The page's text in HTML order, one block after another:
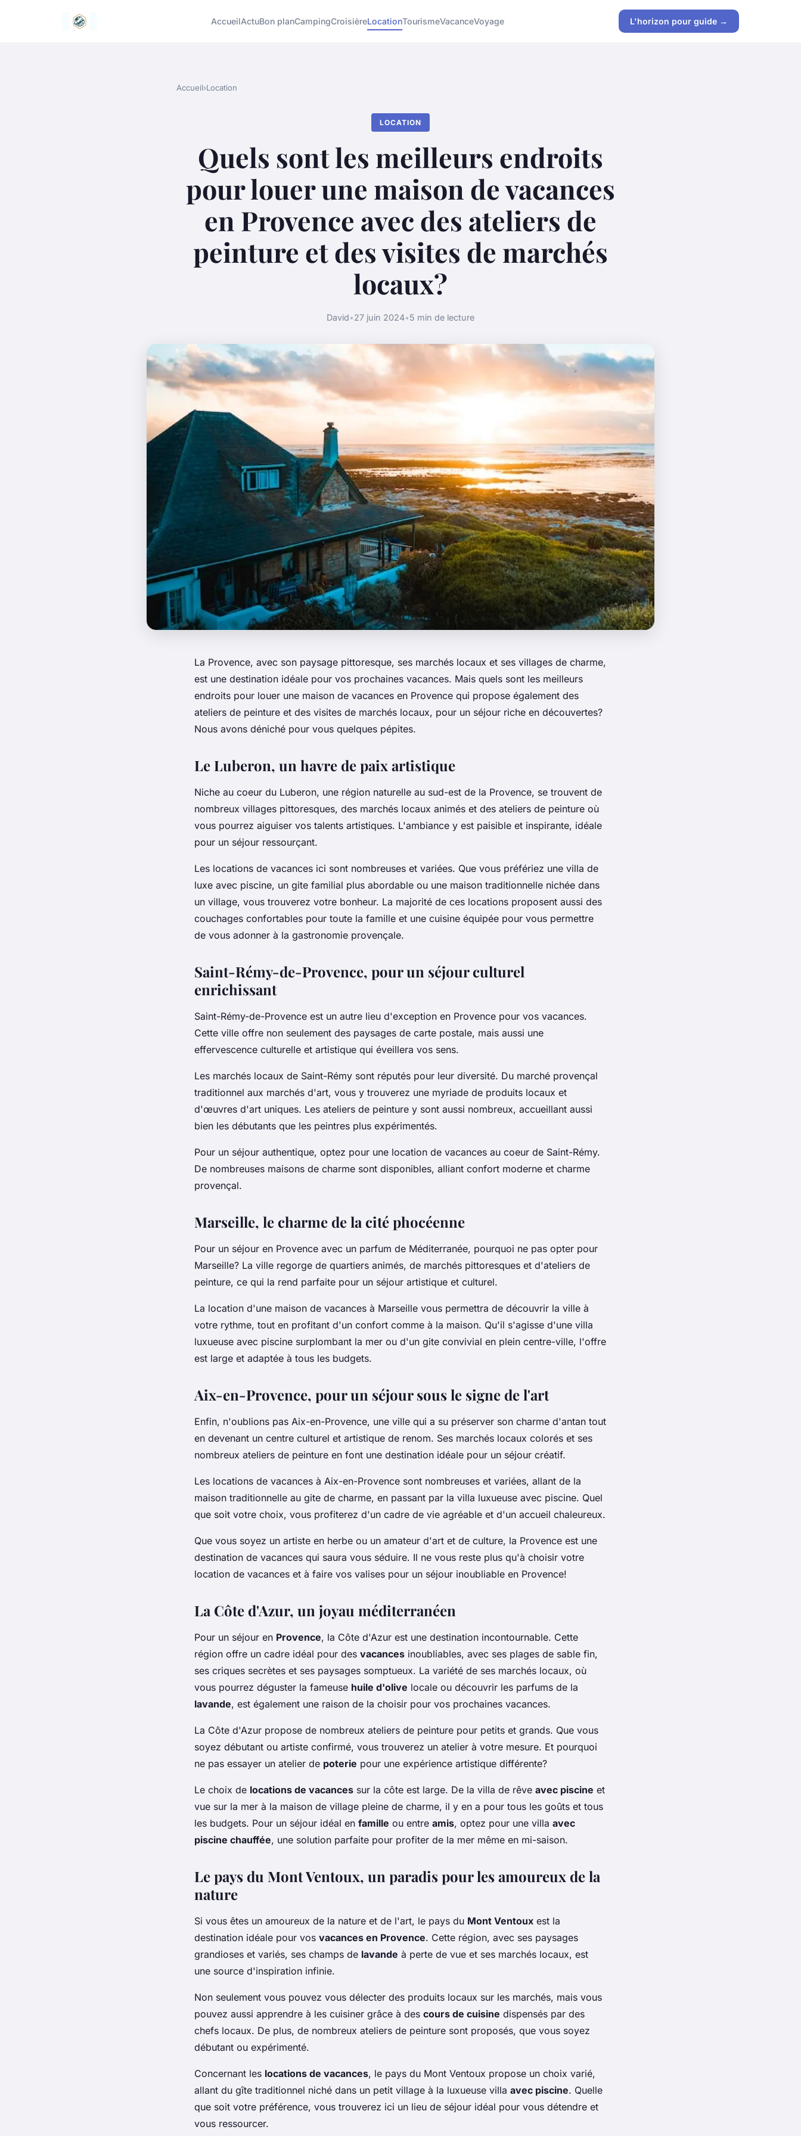
AccueilActuBon planCampingCroisièreLocationTourismeVacanceVoyage L'horizon pour guide →
Accueil›Location
LOCATION
Quels sont les meilleurs endroits
pour louer une maison de vacances
en Provence avec des ateliers de
peinture et des visites de marchés
locaux?
David•27 juin 2024•5 min de lecture
La Provence, avec son paysage pittoresque, ses marchés locaux et ses villages de charme,
est une destination idéale pour vos prochaines vacances. Mais quels sont les meilleurs
endroits pour louer une maison de vacances en Provence qui propose également des
ateliers de peinture et des visites de marchés locaux, pour un séjour riche en découvertes?
Nous avons déniché pour vous quelques pépites.
Le Luberon, un havre de paix artistique
Niche au coeur du Luberon, une région naturelle au sud-est de la Provence, se trouvent de
nombreux villages pittoresques, des marchés locaux animés et des ateliers de peinture où
vous pourrez aiguiser vos talents artistiques. L'ambiance y est paisible et inspirante, idéale
pour un séjour ressourçant.
Les locations de vacances ici sont nombreuses et variées. Que vous préfériez une villa de
luxe avec piscine, un gite familial plus abordable ou une maison traditionnelle nichée dans
un village, vous trouverez votre bonheur. La majorité de ces locations proposent aussi des
couchages confortables pour toute la famille et une cuisine équipée pour vous permettre
de vous adonner à la gastronomie provençale.
Saint-Rémy-de-Provence, pour un séjour culturel
enrichissant
Saint-Rémy-de-Provence est un autre lieu d'exception en Provence pour vos vacances.
Cette ville offre non seulement des paysages de carte postale, mais aussi une
effervescence culturelle et artistique qui éveillera vos sens.
Les marchés locaux de Saint-Rémy sont réputés pour leur diversité. Du marché provençal
traditionnel aux marchés d'art, vous y trouverez une myriade de produits locaux et
d'œuvres d'art uniques. Les ateliers de peinture y sont aussi nombreux, accueillant aussi
bien les débutants que les peintres plus expérimentés.
Pour un séjour authentique, optez pour une location de vacances au coeur de Saint-Rémy.
De nombreuses maisons de charme sont disponibles, alliant confort moderne et charme
provençal.
Marseille, le charme de la cité phocéenne
Pour un séjour en Provence avec un parfum de Méditerranée, pourquoi ne pas opter pour
Marseille? La ville regorge de quartiers animés, de marchés pittoresques et d'ateliers de
peinture, ce qui la rend parfaite pour un séjour artistique et culturel.
La location d'une maison de vacances à Marseille vous permettra de découvrir la ville à
votre rythme, tout en profitant d'un confort comme à la maison. Qu'il s'agisse d'une villa
luxueuse avec piscine surplombant la mer ou d'un gite convivial en plein centre-ville, l'offre
est large et adaptée à tous les budgets.
Aix-en-Provence, pour un séjour sous le signe de l'art
Enfin, n'oublions pas Aix-en-Provence, une ville qui a su préserver son charme d'antan tout
en devenant un centre culturel et artistique de renom. Ses marchés locaux colorés et ses
nombreux ateliers de peinture en font une destination idéale pour un séjour créatif.
Les locations de vacances à Aix-en-Provence sont nombreuses et variées, allant de la
maison traditionnelle au gite de charme, en passant par la villa luxueuse avec piscine. Quel
que soit votre choix, vous profiterez d'un cadre de vie agréable et d'un accueil chaleureux.
Que vous soyez un artiste en herbe ou un amateur d'art et de culture, la Provence est une
destination de vacances qui saura vous séduire. Il ne vous reste plus qu'à choisir votre
location de vacances et à faire vos valises pour un séjour inoubliable en Provence!
La Côte d'Azur, un joyau méditerranéen
Pour un séjour en Provence, la Côte d'Azur est une destination incontournable. Cette
région offre un cadre idéal pour des vacances inoubliables, avec ses plages de sable fin,
ses criques secrètes et ses paysages somptueux. La variété de ses marchés locaux, où
vous pourrez déguster la fameuse huile d'olive locale ou découvrir les parfums de la
lavande, est également une raison de la choisir pour vos prochaines vacances.
La Côte d'Azur propose de nombreux ateliers de peinture pour petits et grands. Que vous
soyez débutant ou artiste confirmé, vous trouverez un atelier à votre mesure. Et pourquoi
ne pas essayer un atelier de poterie pour une expérience artistique différente?
Le choix de locations de vacances sur la côte est large. De la villa de rêve avec piscine et
vue sur la mer à la maison de village pleine de charme, il y en a pour tous les goûts et tous
les budgets. Pour un séjour idéal en famille ou entre amis, optez pour une villa avec
piscine chauffée, une solution parfaite pour profiter de la mer même en mi-saison.
Le pays du Mont Ventoux, un paradis pour les amoureux de la
nature
Si vous êtes un amoureux de la nature et de l'art, le pays du Mont Ventoux est la
destination idéale pour vos vacances en Provence. Cette région, avec ses paysages
grandioses et variés, ses champs de lavande à perte de vue et ses marchés locaux, est
une source d'inspiration infinie.
Non seulement vous pouvez vous délecter des produits locaux sur les marchés, mais vous
pouvez aussi apprendre à les cuisiner grâce à des cours de cuisine dispensés par des
chefs locaux. De plus, de nombreux ateliers de peinture sont proposés, que vous soyez
débutant ou expérimenté.
Concernant les locations de vacances, le pays du Mont Ventoux propose un choix varié,
allant du gîte traditionnel niché dans un petit village à la luxueuse villa avec piscine. Quelle
que soit votre préférence, vous trouverez ici un lieu de séjour idéal pour vous détendre et
vous ressourcer.